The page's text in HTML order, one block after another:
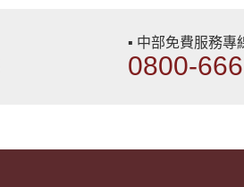
▪ 中部免費服務專
0800-